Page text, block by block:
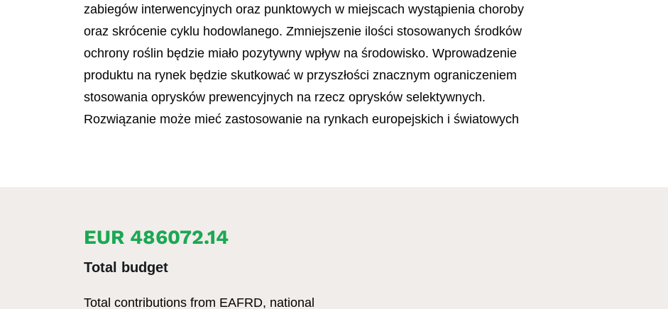
zabiegów interwencyjnych oraz punktowych w miejscach wystąpienia choroby
oraz skrócenie cyklu hodowlanego. Zmniejszenie ilości stosowanych środków
ochrony roślin będzie miało pozytywny wpływ na środowisko. Wprowadzenie
produktu na rynek będzie skutkować w przyszłości znacznym ograniczeniem
stosowania oprysków prewencyjnych na rzecz oprysków selektywnych.
Rozwiązanie może mieć zastosowanie na rynkach europejskich i światowych
EUR 486072.14
Total budget
Total contributions from EAFRD, national